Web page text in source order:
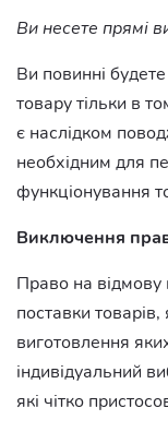
Ви несете прямі
Ви повинні
товару тільки в
є наслідком
необхідним для
функціонування
Виключення
Право на
поставки
виготовлення
індивідуальний
які чітко